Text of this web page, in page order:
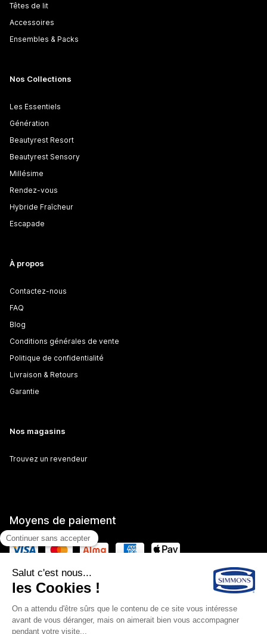
Têtes de lit
Accessoires
Ensembles & Packs
Nos Collections
Les Essentiels
Génération
Beautyrest Resort
Beautyrest Sensory
Millésime
Rendez-vous
Hybride Fraîcheur
Escapade
À propos
Contactez-nous
FAQ
Blog
Conditions générales de vente
Politique de confidentialité
Livraison & Retours
Garantie
Nos magasins
Trouvez un revendeur
Moyens de paiement
Exercer mon droit de